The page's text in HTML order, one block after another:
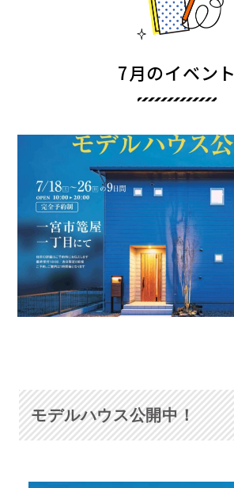
7月のイベント
モデルハウス公開中！